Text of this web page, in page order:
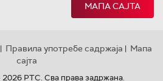
МАПА САЈТА
| Правила употребе садржаја | Мапа
сајта
РТС. Сва права задржана.